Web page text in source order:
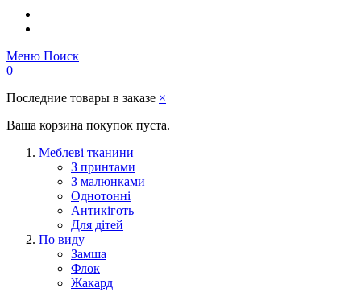
Меню Поиск
0
Последние товары в заказе ×
Ваша корзина покупок пуста.
Меблеві тканини
З принтами
З малюнками
Однотонні
Антикіготь
Для дітей
По виду
Замша
Флок
Жакард